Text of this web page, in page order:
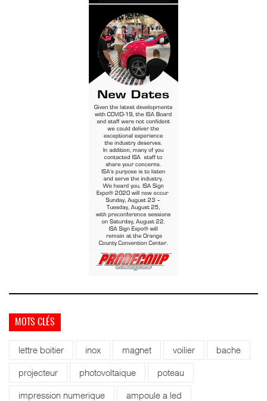
MOTS CLÉS
lettre boitier inox magnet voilier bache
projecteur photovoltaique poteau
impression numerique ampoule a led